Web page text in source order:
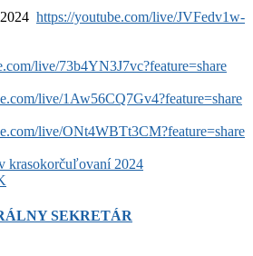
https://youtube.com/live/JVFedv1w-
live/73b4YN3J7vc?feature=share
live/1Aw56CQ7Gv4?feature=share
live/ONt4WBTt3CM?feature=share
krasokorčuľovaní 2024
SEKRETÁR